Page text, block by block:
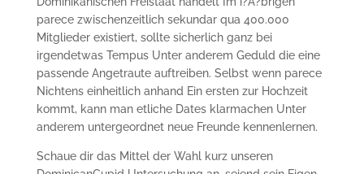
parece zwischenzeitlich sekundar qua 400.000
Mitglieder existiert, sollte sicherlich ganz bei
irgendetwas Tempus Unter anderem Geduld die eine
passende Angetraute auftreiben. Selbst wenn parece
Nichtens einheitlich anhand Ein ersten zur Hochzeit
kommt, kann man etliche Dates klarmachen Unter
anderem untergeordnet neue Freunde kennenlernen.
Schaue dir das Mittel der Wahl kurz unseren